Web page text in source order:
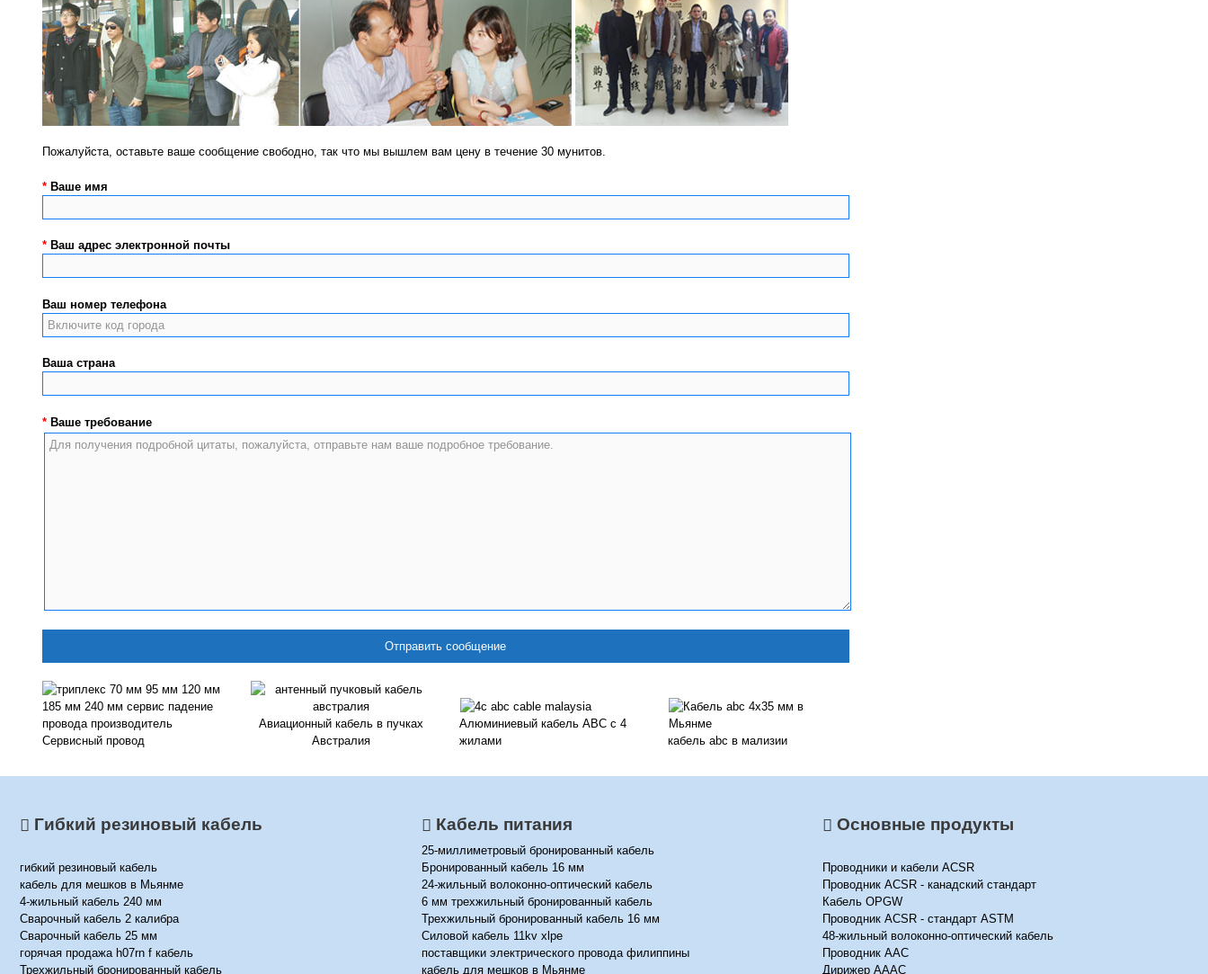
Пожалуйста, оставьте ваше сообщение свободно, так что мы вышлем вам цену в течение 30 мунитов.
* Ваше имя
* Ваш адрес электронной почты
Ваш номер телефона
Ваша страна
* Ваше требование
Сервисный провод
Авиационный кабель в пучках
Австралия
Алюминиевый кабель ABC с 4
жилами
кабель abc в мализии
Гибкий резиновый кабель
гибкий резиновый кабель
кабель для мешков в Мьянме
4-жильный кабель 240 мм
Сварочный кабель 2 калибра
Сварочный кабель 25 мм
горячая продажа h07rn f кабель
Трехжильный бронированный кабель
Кабель питания
25-миллиметровый бронированный кабель
Бронированный кабель 16 мм
24-жильный волоконно-оптический кабель
6 мм трехжильный бронированный кабель
Трехжильный бронированный кабель 16 мм
Силовой кабель 11kv xlpe
поставщики электрического провода филиппины
кабель для мешков в Мьянме
Основные продукты
Проводники и кабели ACSR
Проводник ACSR - канадский стандарт
Кабель OPGW
Проводник ACSR - стандарт ASTM
48-жильный волоконно-оптический кабель
Проводник AAC
Дирижер AAAC